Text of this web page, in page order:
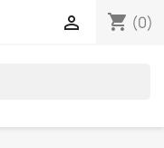
shopping_cart (0)
